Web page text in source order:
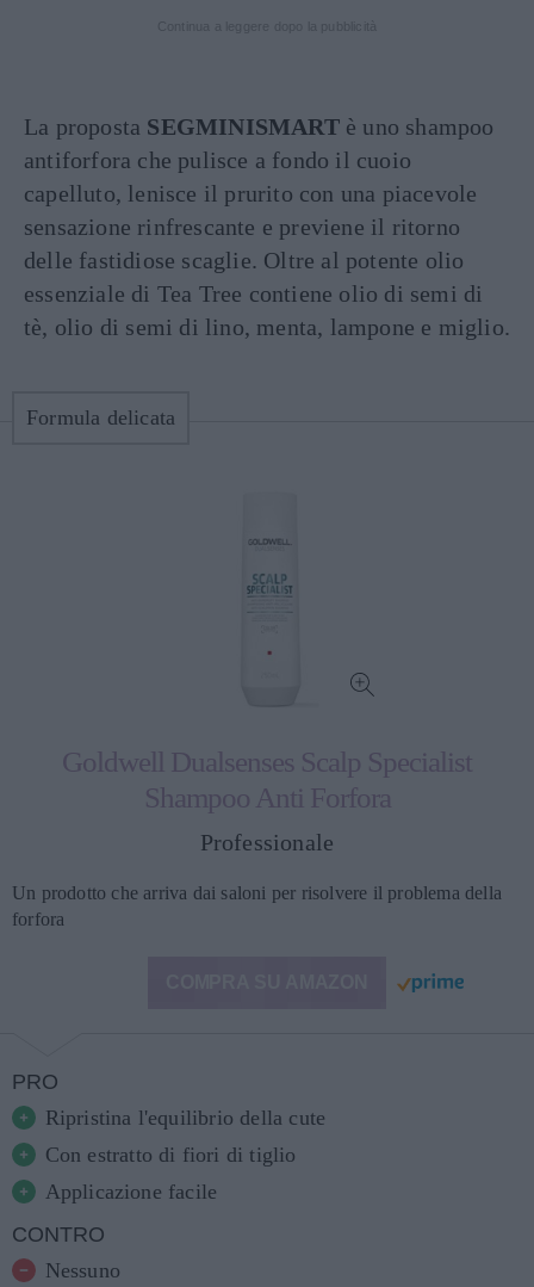
La proposta SEGMINISMARTè uno shampoo
antiforfora che pulisce a fondo il cuoio
capelluto, lenisce il prurito con una piacevole
sensazione rinfrescante e previene il ritorno
delle fastidiose scaglie. Oltre al potente olio
essenziale di Tea Tree contiene olio di semi di
tè, olio di semi di lino, menta, lampone e miglio.
Formula delicata
Goldwell Dualsenses Scalp Specialist
Shampoo Anti Forfora
Professionale
Un prodotto che arriva dai saloni per risolvere il problema della
forfora
PRO
Ripristina l'equilibrio della cute
Con estratto di fiori di tiglio
Applicazione facile
CONTRO
Nessuno